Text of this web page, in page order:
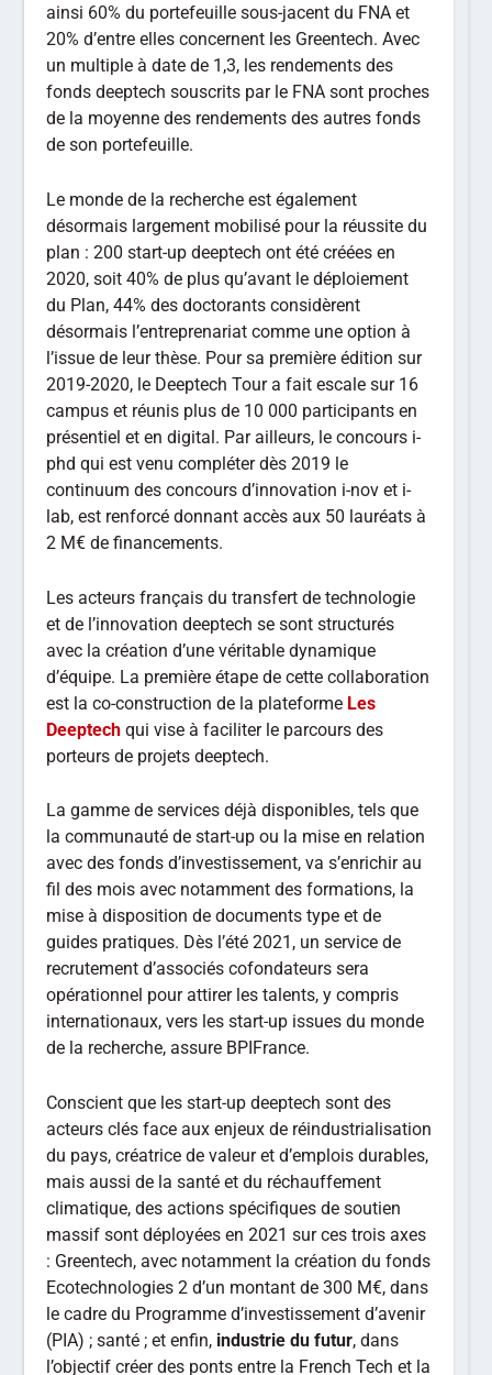
ainsi 60% du portefeuille sous-jacent du FNA et
20% d’entre elles concernent les Greentech. Avec
un multiple à date de 1,3, les rendements des
fonds deeptech souscrits par le FNA sont proches
de la moyenne des rendements des autres fonds
de son portefeuille.
Le monde de la recherche est également
désormais largement mobilisé pour la réussite du
plan : 200 start-up deeptech ont été créées en
2020, soit 40% de plus qu’avant le déploiement
du Plan, 44% des doctorants considèrent
désormais l’entreprenariat comme une option à
l’issue de leur thèse. Pour sa première édition sur
2019-2020, le Deeptech Tour a fait escale sur 16
campus et réunis plus de 10 000 participants en
présentiel et en digital. Par ailleurs, le concours i-
phd qui est venu compléter dès 2019 le
continuum des concours d’innovation i-nov et i-
lab, est renforcé donnant accès aux 50 lauréats à
2 M€ de financements.
Les acteurs français du transfert de technologie
et de l’innovation deeptech se sont structurés
avec la création d’une véritable dynamique
d’équipe. La première étape de cette collaboration
est la co-construction de la plateforme Les
Deeptech qui vise à faciliter le parcours des
porteurs de projets deeptech.
La gamme de services déjà disponibles, tels que
la communauté de start-up ou la mise en relation
avec des fonds d’investissement, va s’enrichir au
fil des mois avec notamment des formations, la
mise à disposition de documents type et de
guides pratiques. Dès l’été 2021, un service de
recrutement d’associés cofondateurs sera
opérationnel pour attirer les talents, y compris
internationaux, vers les start-up issues du monde
de la recherche, assure BPIFrance.
Conscient que les start-up deeptech sont des
acteurs clés face aux enjeux de réindustrialisation
du pays, créatrice de valeur et d’emplois durables,
mais aussi de la santé et du réchauffement
climatique, des actions spécifiques de soutien
massif sont déployées en 2021 sur ces trois axes
: Greentech, avec notamment la création du fonds
Ecotechnologies 2 d’un montant de 300 M€, dans
le cadre du Programme d’investissement d’avenir
(PIA) ; santé ; et enfin, industrie du futur, dans
l’objectif créer des ponts entre la French Tech et la